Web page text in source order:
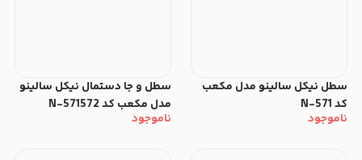
سطل‌ نیکل سالینو مدل مکعب
کد N-571
ناموجود
سطل‌ و جا دستمال نیکل سالینو
مدل مکعب کد N-571572
ناموجود